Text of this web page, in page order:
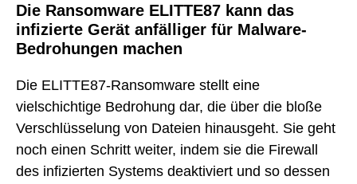
Die Ransomware ELITTE87 kann das
infizierte Gerät anfälliger für Malware-
Bedrohungen machen
Die ELITTE87-Ransomware stellt eine
vielschichtige Bedrohung dar, die über die bloße
Verschlüsselung von Dateien hinausgeht. Sie geht
noch einen Schritt weiter, indem sie die Firewall
des infizierten Systems deaktiviert und so dessen